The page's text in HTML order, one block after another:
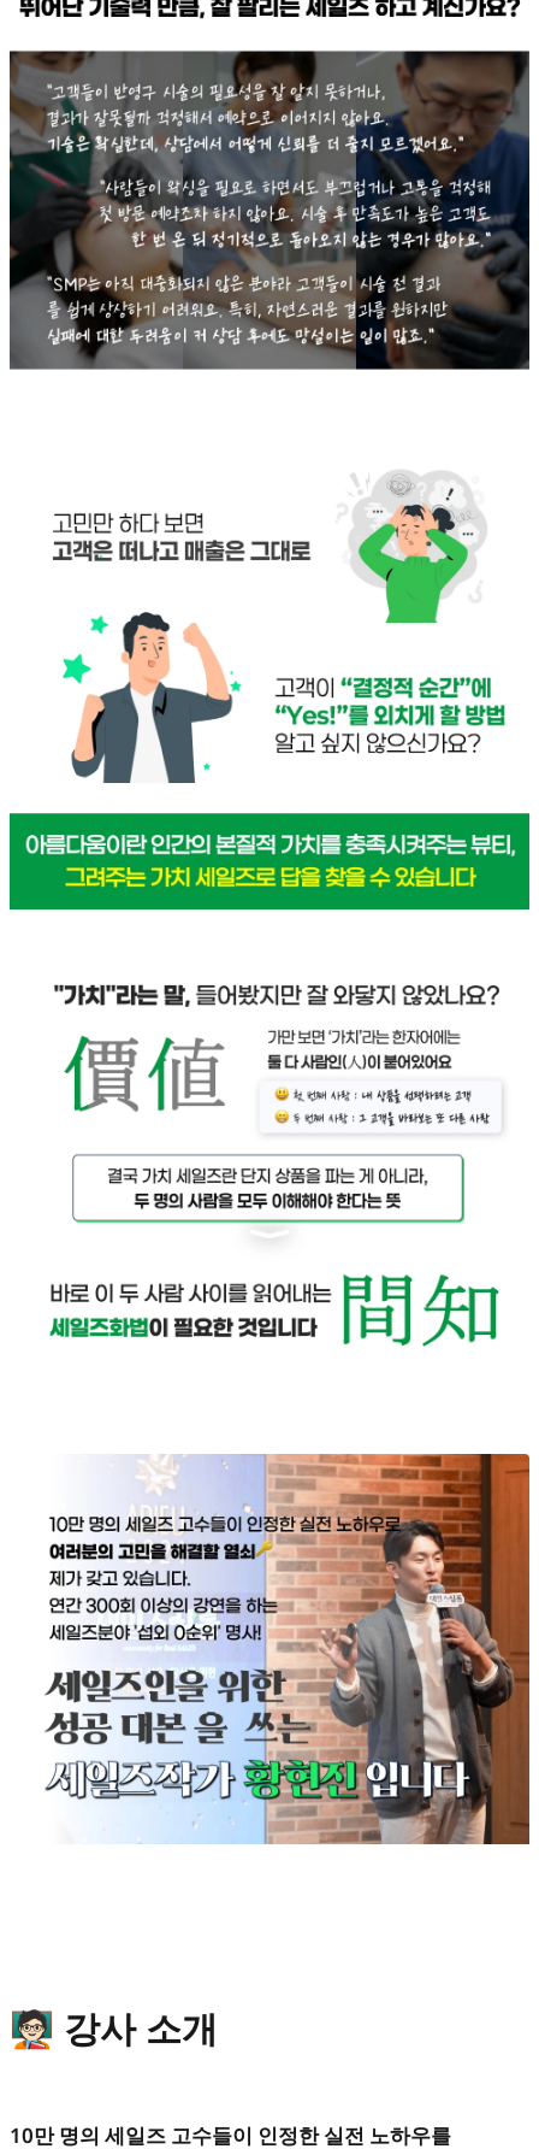
🧑🏻‍🏫 강사 소개
10만 명의 세일즈 고수들이 인정한 실전 노하우를